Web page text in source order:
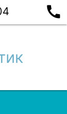
call